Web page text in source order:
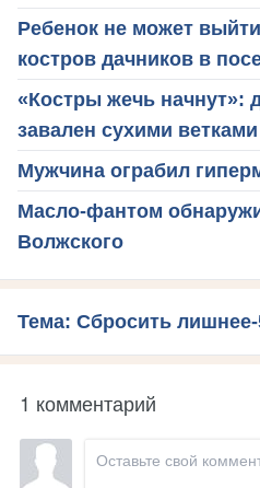
Ребенок не может
костров дачников в
«Костры жечь начнут»:
завален сухими ветками
Мужчина ограбил
Масло-фантом
Волжского
Тема: Сбросить
1 комментарий